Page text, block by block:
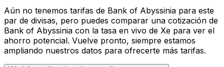
Aún no tenemos tarifas de Bank of Abyssinia para este
par de divisas, pero puedes comparar una cotización de
Bank of Abyssinia con la tasa en vivo de Xe para ver el
ahorro potencial. Vuelve pronto, siempre estamos
ampliando nuestros datos para ofrecerte más tarifas.